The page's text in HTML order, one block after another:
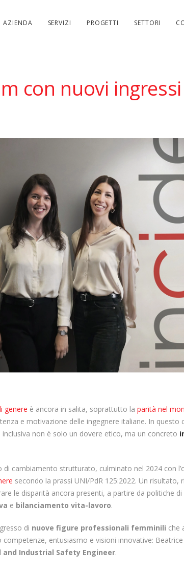
AZIENDA SERVIZI PROGETTI SETTORI
con nuovi
genere è ancora in salita, soprattutto laparità nel
e motivazione delle ingegnere italiane. In
non è solo un dovere etico, ma un concreto
di cambiamento strutturato, culminato nel 2024 con
secondo la prassi UNI/PdR 125:2022. Un risultato,
le disparità ancora presenti, a partire da politiche di
e bilanciamento vita-lavoro.
di nuove figure professionali femminili che
entusiasmo e visioni innovative:
and Industrial Safety Engineer.